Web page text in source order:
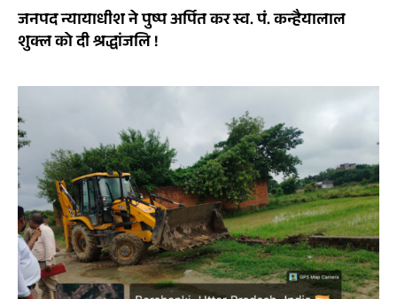
जनपद न्यायाधीश ने पुष्प अर्पित कर स्व. पं. कन्हैयालाल
शुक्ल को दी श्रद्धांजलि !